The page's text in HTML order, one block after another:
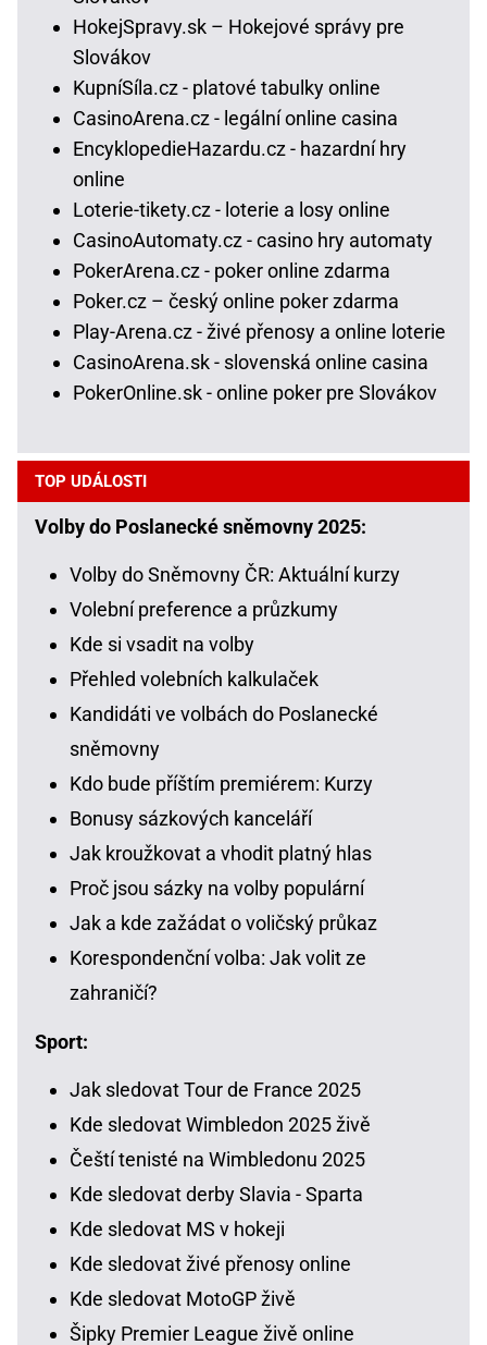
HokejSpravy.sk – Hokejové správy pre
Slovákov
KupníSíla.cz - platové tabulky online
CasinoArena.cz - legální online casina
EncyklopedieHazardu.cz - hazardní hry
online
Loterie-tikety.cz - loterie a losy online
CasinoAutomaty.cz - casino hry automaty
PokerArena.cz - poker online zdarma
Poker.cz – český online poker zdarma
Play-Arena.cz - živé přenosy a online loterie
CasinoArena.sk - slovenská online casina
PokerOnline.sk - online poker pre Slovákov
TOP UDÁLOSTI
Volby do Poslanecké sněmovny 2025:
Volby do Sněmovny ČR: Aktuální kurzy
Volební preference a průzkumy
Kde si vsadit na volby
Přehled volebních kalkulaček
Kandidáti ve volbách do Poslanecké
sněmovny
Kdo bude příštím premiérem: Kurzy
Bonusy sázkových kanceláří
Jak kroužkovat a vhodit platný hlas
Proč jsou sázky na volby populární
Jak a kde zažádat o voličský průkaz
Korespondenční volba: Jak volit ze
zahraničí?
Sport:
Jak sledovat Tour de France 2025
Kde sledovat Wimbledon 2025 živě
Čeští tenisté na Wimbledonu 2025
Kde sledovat derby Slavia - Sparta
Kde sledovat MS v hokeji
Kde sledovat živé přenosy online
Kde sledovat MotoGP živě
Šipky Premier League živě online